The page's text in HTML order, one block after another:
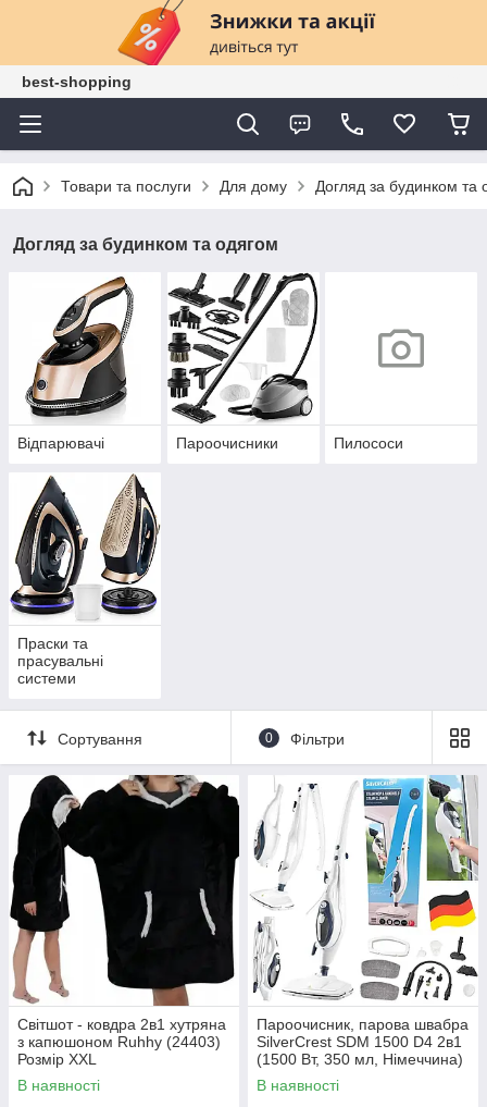
best-shopping
Товари та послуги Для дому Догляд за будинком та
Догляд за будинком та одягом
Відпарювачі Пароочисники Пилососи
Праски та
прасувальні
системи
Сортування 0 Фільтри
Світшот - ковдра 2в1 хутряна
з капюшоном Ruhhy (24403)
Розмір XXL
В наявності
Пароочисник, парова швабра
SilverCrest SDM 1500 D4 2в1
(1500 Вт, 350 мл, Німеччина)
В наявності